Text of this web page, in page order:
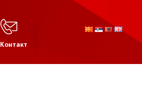
Контакт